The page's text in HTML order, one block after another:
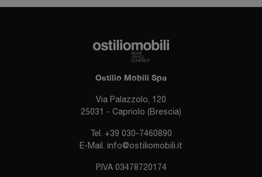
Ostilio Mobili Spa
Via Palazzolo, 120
25031 - Capriolo (Brescia)
Tel. +39 030-7460890
E-Mail. info@ostiliomobili.it
P.IVA 03478720174